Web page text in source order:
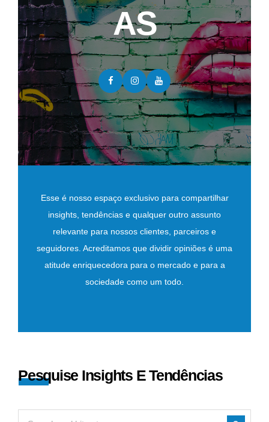
AS
Esse é nosso espaço exclusivo para compartilhar
insights, tendências e qualquer outro assunto
relevante para nossos clientes, parceiros e
seguidores. Acreditamos que dividir opiniões é uma
atitude enriquecedora para o mercado e para a
sociedade como um todo.
Pesquise Insights E Tendências